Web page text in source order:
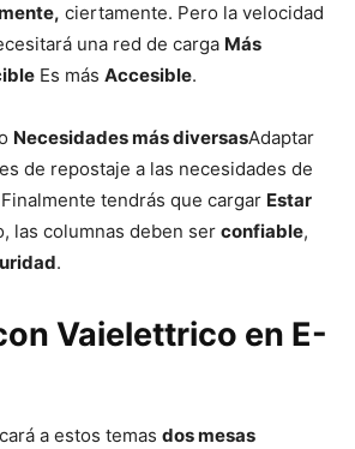
ciertamente. Pero la velocidad
una red de carga Más
Es más Accesible.
Necesidades más diversasAdaptar
de repostaje a las necesidades de
tendrás que cargar Estar
las columnas deben ser confiable,
.
Vaielettrico en E-
a estos temas dos mesas